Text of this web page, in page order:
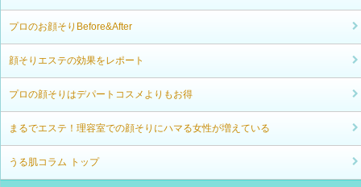
プロのお顔そりBefore&After
顔そりエステの効果をレポート
プロの顔そりはデパートコスメよりもお得
まるでエステ！理容室での顔そりにハマる女性が増えている
うる肌コラム トップ